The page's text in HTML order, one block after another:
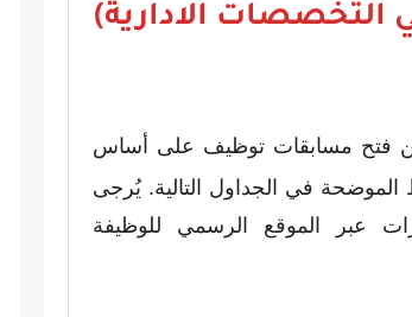
التخصصات الادارية)
فتح مسابقات توظيف على أساس
الموضحة في الجداول التالية. يُرجى
عبر الموقع الرسمي للوظيفة